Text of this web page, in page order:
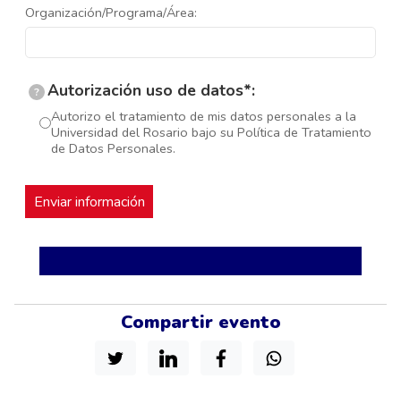
Organización/Programa/Área:
? Autorización uso de datos*:
Autorizo el tratamiento de mis datos personales a la
Universidad del Rosario bajo su Política de Tratamiento
de Datos Personales.
Compartir evento